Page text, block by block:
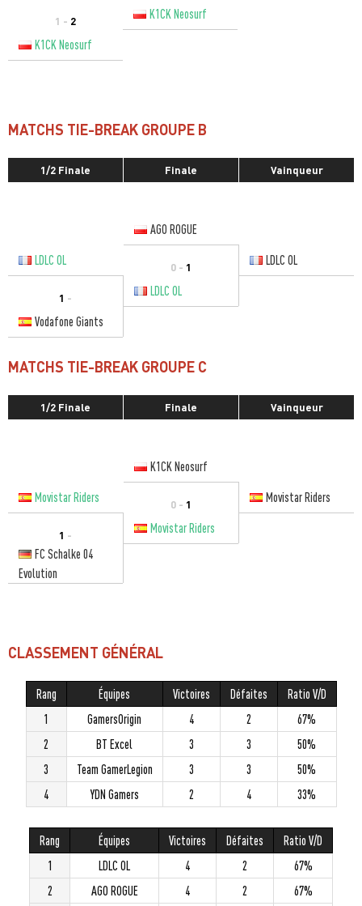
1 - 2
K1CK Neosurf
K1CK Neosurf
MATCHS TIE-BREAK GROUPE B
1/2 Finale Finale Vainqueur
AGO ROGUE
LDLC OL
0 - 1 LDLC OL
1 -
LDLC OL
Vodafone Giants
MATCHS TIE-BREAK GROUPE C
1/2 Finale Finale Vainqueur
K1CK Neosurf
Movistar Riders
0 - 1 Movistar Riders
1 -
Movistar Riders
FC Schalke 04
Evolution
CLASSEMENT GÉNÉRAL
Rang Équipes Victoires Défaites
Ratio V/D
1
GamersOrigin 4 2
67%
2
BT Excel 3 3
50%
3
Team GamerLegion 3 3
50%
4
YDN Gamers 2 4 33%
Rang Équipes Victoires Défaites
Ratio V/D
1
LDLC OL 4 2
67%
2
AGO ROGUE 4 2
67%